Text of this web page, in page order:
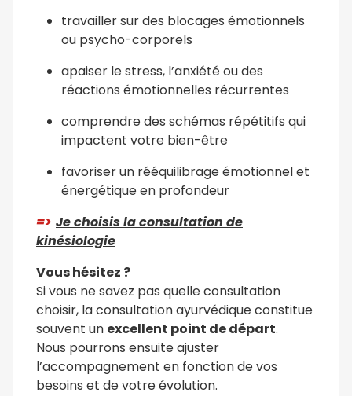
travailler sur des blocages émotionnels
ou psycho-corporels
apaiser le stress, l’anxiété ou des
réactions émotionnelles récurrentes
comprendre des schémas répétitifs qui
impactent votre bien-être
favoriser un rééquilibrage émotionnel et
énergétique en profondeur
=> Je choisis la consultation de
kinésiologie
Vous hésitez ?
Si vous ne savez pas quelle consultation
choisir, la consultation ayurvédique constitue
souvent un excellent point de départ.
Nous pourrons ensuite ajuster
l’accompagnement en fonction de vos
besoins et de votre évolution.